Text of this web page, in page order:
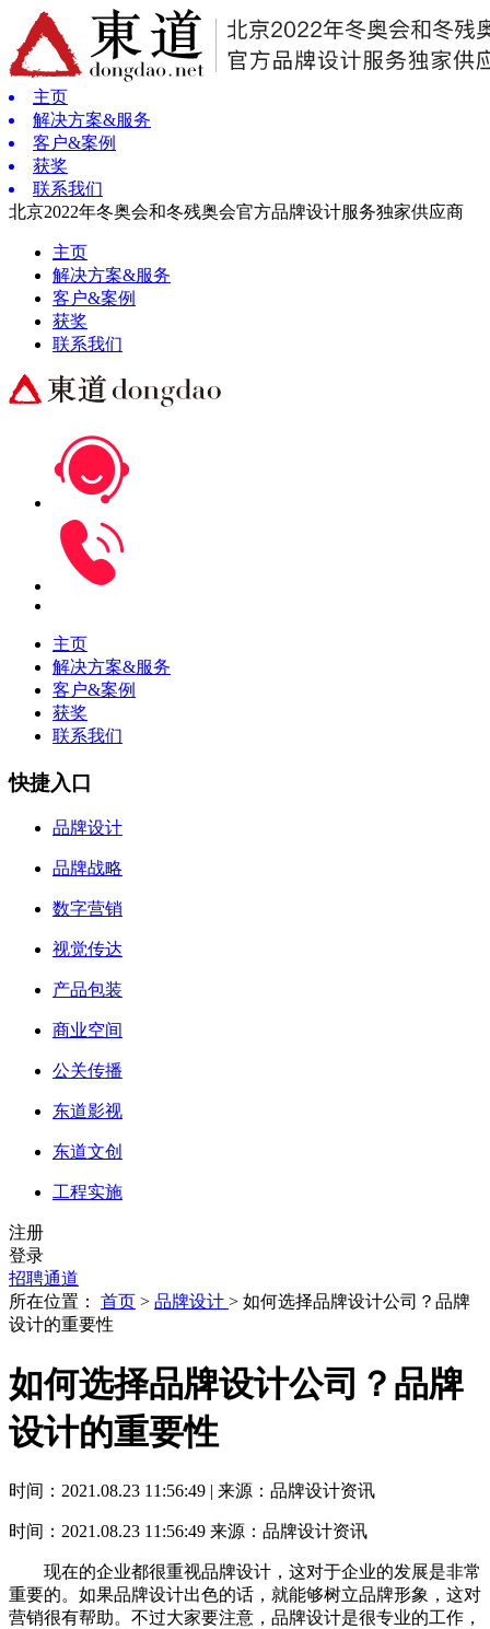
主页
解决方案&服务
客户&案例
获奖
联系我们
北京2022年冬奥会和冬残奥会官方品牌设计服务独家供应商
主页
解决方案&服务
客户&案例
获奖
联系我们
主页
解决方案&服务
客户&案例
获奖
联系我们
快捷入口
品牌设计
品牌战略
数字营销
视觉传达
产品包装
商业空间
公关传播
东道影视
东道文创
工程实施
注册
登录
招聘通道
所在位置： 首页 > 品牌设计 > 如何选择品牌设计公司？品牌
设计的重要性
如何选择品牌设计公司？品牌
设计的重要性
时间：2021.08.23 11:56:49 | 来源：品牌设计资讯
时间：2021.08.23 11:56:49 来源：品牌设计资讯
现在的企业都很重视品牌设计，这对于企业的发展是非常
重要的。如果品牌设计出色的话，就能够树立品牌形象，这对
营销很有帮助。不过大家要注意，品牌设计是很专业的工作，